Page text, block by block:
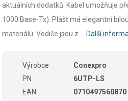
aktuálních dodatků. Kabel umožňuje
1000 Base-Tx). Plášť má elegantní
materiálu. Vodiče jsou z ...
Další
Výrobce
Conexpro
PN
6UTP-LS
EAN
0710497560870